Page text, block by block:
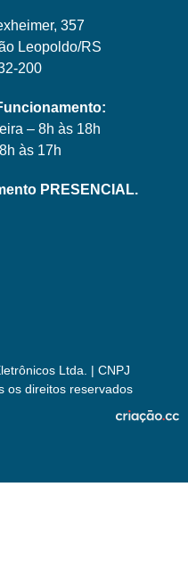
357
Leopoldo/RS
200
– 8h às 18h
às 17h
PRESENCIAL.
Ltda. | CNPJ
os direitos reservados